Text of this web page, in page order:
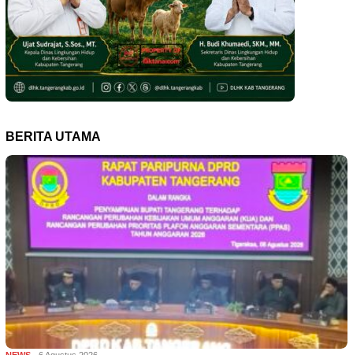
BERITA UTAMA